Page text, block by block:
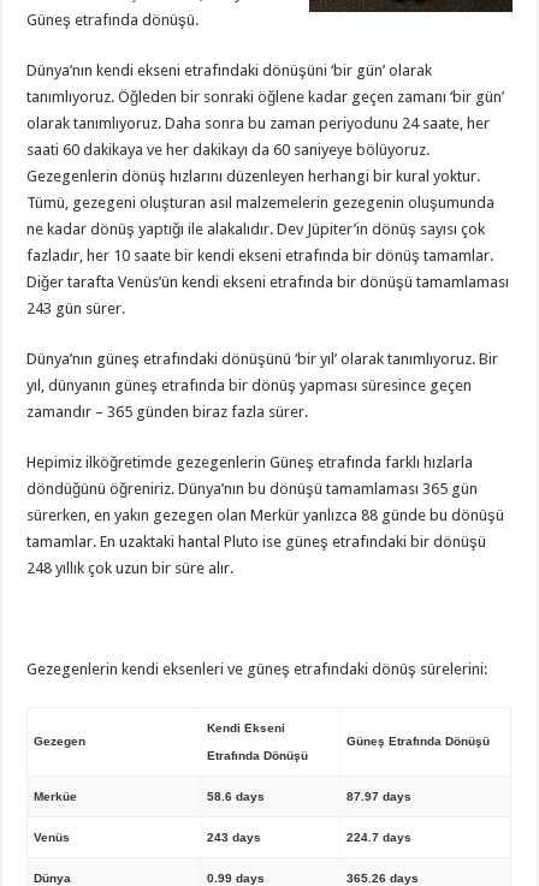
Güneş etrafında dönüşü.
Dünya’nın kendi ekseni etrafındaki dönüşüni ‘bir gün’ olarak
tanımlıyoruz. Öğleden bir sonraki öğlene kadar geçen zamanı ‘bir gün’
olarak tanımlıyoruz. Daha sonra bu zaman periyodunu 24 saate, her
saati 60 dakikaya ve her dakikayı da 60 saniyeye bölüyoruz.
Gezegenlerin dönüş hızlarını düzenleyen herhangi bir kural yoktur.
Tümü, gezegeni oluşturan asıl malzemelerin gezegenin oluşumunda
ne kadar dönüş yaptığı ile alakalıdır. Dev Jüpiter’in dönüş sayısı çok
fazladır, her 10 saate bir kendi ekseni etrafında bir dönüş tamamlar.
Diğer tarafta Venüs’ün kendi ekseni etrafında bir dönüşü tamamlaması
243 gün sürer.
Dünya’nın güneş etrafındaki dönüşünü ‘bir yıl’ olarak tanımlıyoruz. Bir
yıl, dünyanın güneş etrafında bir dönüş yapması süresince geçen
zamandır – 365 günden biraz fazla sürer.
Hepimiz ilköğretimde gezegenlerin Güneş etrafında farklı hızlarla
döndüğünü öğreniriz. Dünya’nın bu dönüşü tamamlaması 365 gün
sürerken, en yakın gezegen olan Merkür yanlızca 88 günde bu dönüşü
tamamlar. En uzaktaki hantal Pluto ise güneş etrafındaki bir dönüşü
248 yıllık çok uzun bir süre alır.
Gezegenlerin kendi eksenleri ve güneş etrafındaki dönüş sürelerini:
Gezegen
Kendi Ekseni
Etrafında Dönüşü
Güneş Etrafında Dönüşü
Merküe 58.6 days 87.97 days
Venüs 243 days 224.7 days
Dünya 0.99 days 365.26 days